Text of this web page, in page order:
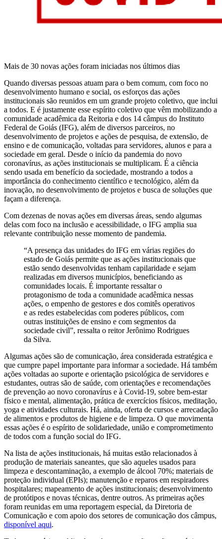
Mais de 30 novas ações foram iniciadas nos últimos dias
Quando diversas pessoas atuam para o bem comum, com foco no
desenvolvimento humano e social, os esforços das ações
institucionais são reunidos em um grande projeto coletivo, que inclui
a todos. E é justamente esse espírito coletivo que vêm mobilizando a
comunidade acadêmica da Reitoria e dos 14 câmpus do Instituto
Federal de Goiás (IFG), além de diversos parceiros, no
desenvolvimento de projetos e ações de pesquisa, de extensão, de
ensino e de comunicação, voltadas para servidores, alunos e para a
sociedade em geral. Desde o início da pandemia do novo
coronavírus, as ações institucionais se multiplicam. É a ciência
sendo usada em benefício da sociedade, mostrando a todos a
importância do conhecimento científico e tecnológico, além da
inovação, no desenvolvimento de projetos e busca de soluções que
façam a diferença.
Com dezenas de novas ações em diversas áreas, sendo algumas
delas com foco na inclusão e acessibilidade, o IFG amplia sua
relevante contribuição nesse momento de pandemia.
“A presença das unidades do IFG em várias regiões do
estado de Goiás permite que as ações institucionais que
estão sendo desenvolvidas tenham capilaridade e sejam
realizadas em diversos municípios, beneficiando as
comunidades locais. É importante ressaltar o
protagonismo de toda a comunidade acadêmica nessas
ações, o empenho de gestores e dos comitês operativos
e as redes estabelecidas com poderes públicos, com
outras instituições de ensino e com segmentos da
sociedade civil”, ressalta o reitor Jerônimo Rodrigues
da Silva.
Algumas ações são de comunicação, área considerada estratégica e
que cumpre papel importante para informar a sociedade. Há também
ações voltadas ao suporte e orientação psicológica de servidores e
estudantes, outras são de saúde, com orientações e recomendações
de prevenção ao novo coronavírus e à Covid-19, sobre bem-estar
físico e mental, alimentação, prática de exercícios físicos, meditação,
yoga e atividades culturais. Há, ainda, oferta de cursos e arrecadação
de alimentos e produtos de higiene e de limpeza. O que movimenta
essas ações é o espírito de solidariedade, união e comprometimento
de todos com a função social do IFG.
Na lista de ações institucionais, há muitas estão relacionados à
produção de materiais saneantes, que são aqueles usados para
limpeza e descontaminação, a exemplo de álcool 70%; materiais de
proteção individual (EPIs); manutenção e reparos em respiradores
hospitalares; mapeamento de ações institucionais; desenvolvimento
de protótipos e novas técnicas, dentre outros. As primeiras ações
foram reunidas em uma reportagem especial, da Diretoria de
Comunicação e com apoio dos setores de comunicação dos câmpus,
disponível aqui.